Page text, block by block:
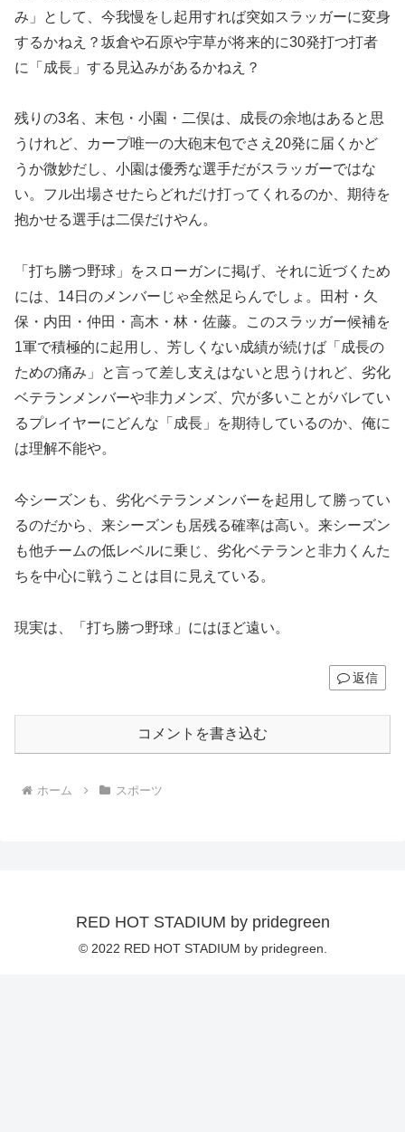
み」として、今我慢をし起用すれば突如スラッガーに変身
するかねえ？坂倉や石原や宇草が将来的に30発打つ打者
に「成長」する見込みがあるかねえ？
残りの3名、末包・小園・二俣は、成長の余地はあると思
うけれど、カープ唯一の大砲末包でさえ20発に届くかど
うか微妙だし、小園は優秀な選手だがスラッガーではな
い。フル出場させたらどれだけ打ってくれるのか、期待を
抱かせる選手は二俣だけやん。
「打ち勝つ野球」をスローガンに掲げ、それに近づくため
には、14日のメンバーじゃ全然足らんでしょ。田村・久
保・内田・仲田・高木・林・佐藤。このスラッガー候補を
1軍で積極的に起用し、芳しくない成績が続けば「成長の
ための痛み」と言って差し支えはないと思うけれど、劣化
ベテランメンバーや非力メンズ、穴が多いことがバレてい
るプレイヤーにどんな「成長」を期待しているのか、俺に
は理解不能や。
今シーズンも、劣化ベテランメンバーを起用して勝ってい
るのだから、来シーズンも居残る確率は高い。来シーズン
も他チームの低レベルに乗じ、劣化ベテランと非力くんた
ちを中心に戦うことは目に見えている。
現実は、「打ち勝つ野球」にはほど遠い。
返信
コメントを書き込む
ホーム スポーツ
RED HOT STADIUM by pridegreen
© 2022 RED HOT STADIUM by pridegreen.